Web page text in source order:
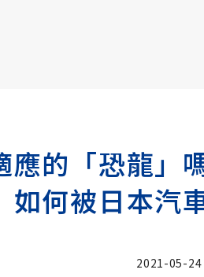
的「恐龍」
如何被日本汽
2021-05-24